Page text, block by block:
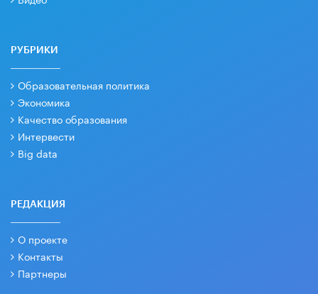
РУБРИКИ
Образовательная политика
Экономика
Качество образования
Интервести
Big data
РЕДАКЦИЯ
О проекте
Контакты
Партнеры